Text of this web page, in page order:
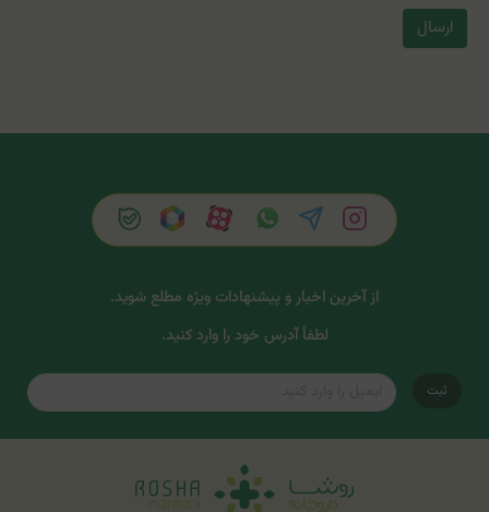
ارسال
از آخرین اخبار و پیشنهادات ویژه مطلع شوید.
لطفاً آدرس خود را وارد کنید.
ثبت